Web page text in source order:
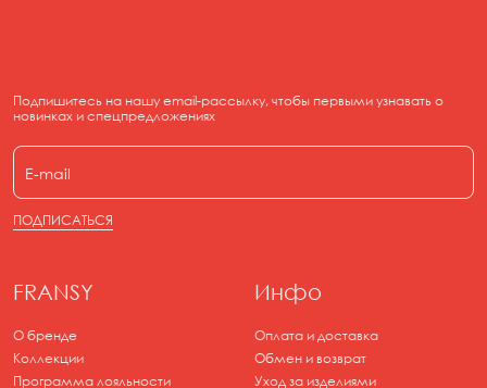
Подпишитесь на нашу email-рассылку, чтобы первыми узнавать о
новинках и спецпредложениях
ПОДПИСАТЬСЯ
FRANSY
О бренде
Коллекции
Программа лояльности
Инфо
Оплата и доставка
Обмен и возврат
Уход за изделиями